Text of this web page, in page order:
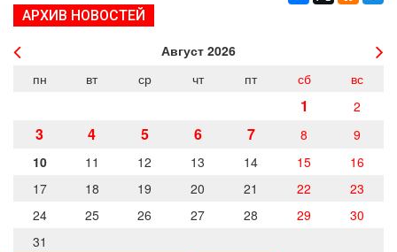
КОНТАКТЫ
г. Орел, ул. Ковальская, д. 5
Вход Регистрация
АРХИВ НОВОСТЕЙ
Август 2026
пн
вт ср чт пт сб вс
1 2
3 4 5 6 7 8
9
10
11 12 13 14 15
16
17
18 19 20 21 22
23
24
25 26 27 28 29
30
31